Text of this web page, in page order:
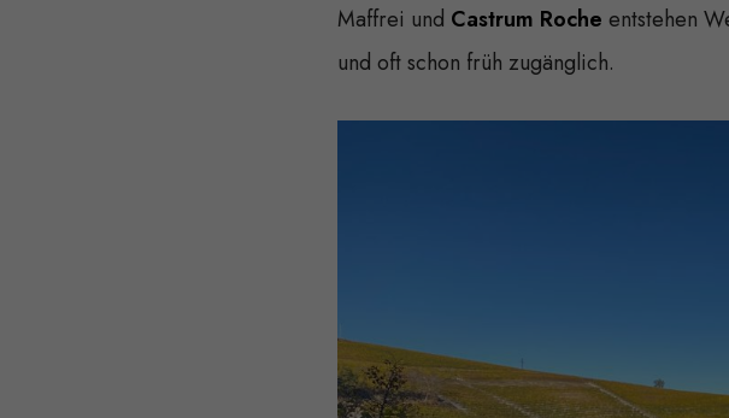
Maffrei und Castrum Roche entstehen
und oft schon früh zugänglich.